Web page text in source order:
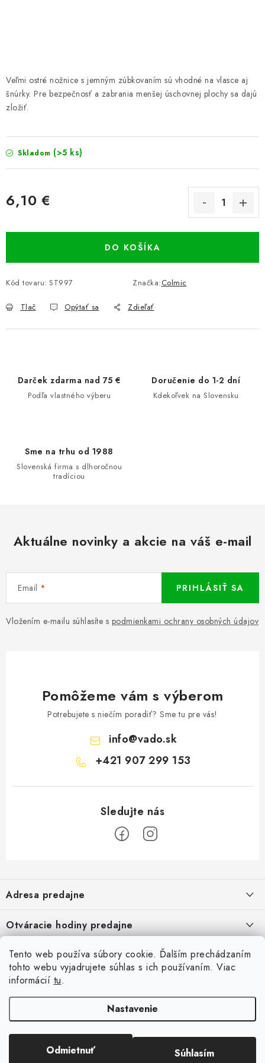
Tento web používa súbory cookie. Ďalším prechádzaním
tohto webu vyjadrujete súhlas s ich používaním. Viac
informácií tu.
Nastavenie
Odmietnuť Súhlasím
NAVIJAKY
KONTAKTY
Navštívte našu predajňu vo Dvoroch nad Žitavou »
Veľmi ostré nožnice s jemným zúbkovaním sú vhodné na vlasce aj
šnúrky. Pre bezpečnosť a zabrania menšej úschovnej plochy sa dajú
zložiť.
Skladom (>5 ks)
6,10 €
DO KOŠÍKA
Kód tovaru: ST997 Značka:Colmic
Tlač Opýtať sa Zdieľať
Darček zdarma nad 75 €
Podľa vlastného výberu
Doručenie do 1-2 dní
Kdekoľvek na Slovensku
Sme na trhu od 1988
Slovenská firma s dlhoročnou
tradíciou
Aktuálne novinky a akcie na váš e-mail
Email
Vložením e-mailu súhlasíte s podmienkami ochrany osobných údajov
PRIHLÁSIŤ SA
Pomôžeme vám s výberom
Potrebujete s niečím poradiť? Sme tu pre vás!
info@vado.sk
+421 907 299 153
p
ä
t
Adresa predajne
Pekárska 4, 941 31 Dvory nad Žitavou
Pozrite si Google mapu
Pozrieť detail mapy »
Otváracie hodiny predajne
Sobota, Nedeľa: Zatvorené
Informácie pre Vás
Napíšte nám
Obchodné podmienky
Ochrana osobných údajov
Facebook
Copyright 2026Rybárske potreby Vaďo.sk . Všetky práva vyhradené.